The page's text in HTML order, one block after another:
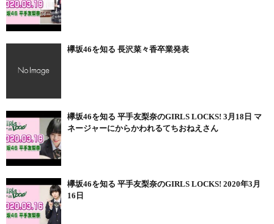
欅坂46を知る 長沢菜々香卒業発表
欅坂46を知る 平手友梨奈のGIRLS LOCKS! 3月18日 マ
ネージャーにからかわれるてちおねえさん
欅坂46を知る 平手友梨奈のGIRLS LOCKS! 2020年3月
16日